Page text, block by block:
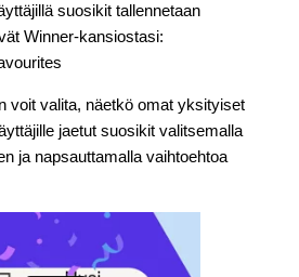
suosikit tallennetaan
Winner-kansiostasi:
voit valita, näetkö omat yksityiset
jaetut suosikit valitsemalla
ja napsauttamalla vaihtoehtoa